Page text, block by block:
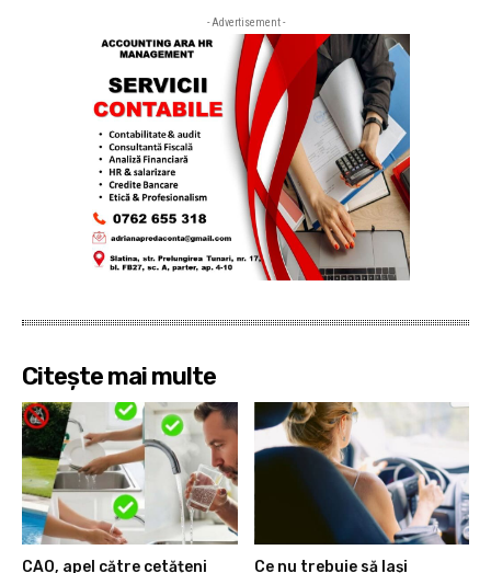
- Advertisement -
Citește mai multe
CAO, apel către cetățeni
Ce nu trebuie să lași